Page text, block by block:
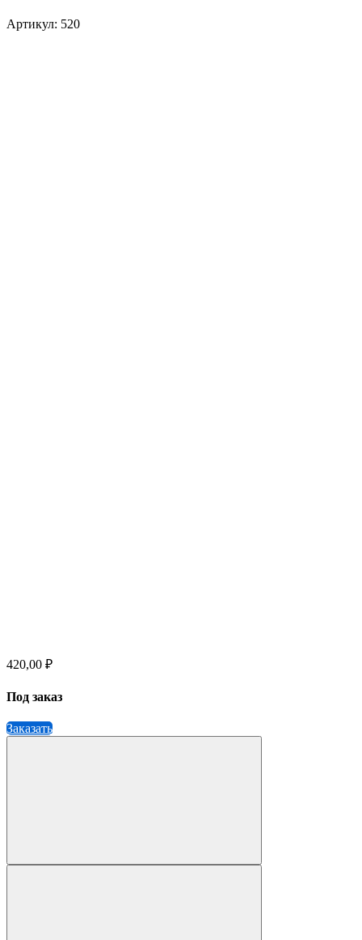
Артикул: 520
420,00 ₽
Под заказ
Заказать